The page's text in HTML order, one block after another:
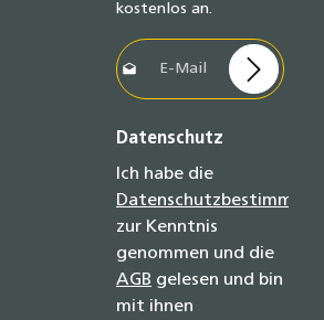
kostenlos an.
E-Mail-Adresse*
Datenschutz
Ich habe die
zur Kenntnis
genommen und die
AGB gelesen und bin
mit ihnen